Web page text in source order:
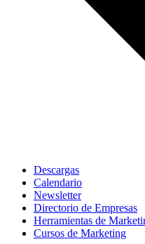
Descargas
Calendario
Newsletter
Directorio de Empresas
Herramientas de
Cursos de Marketing